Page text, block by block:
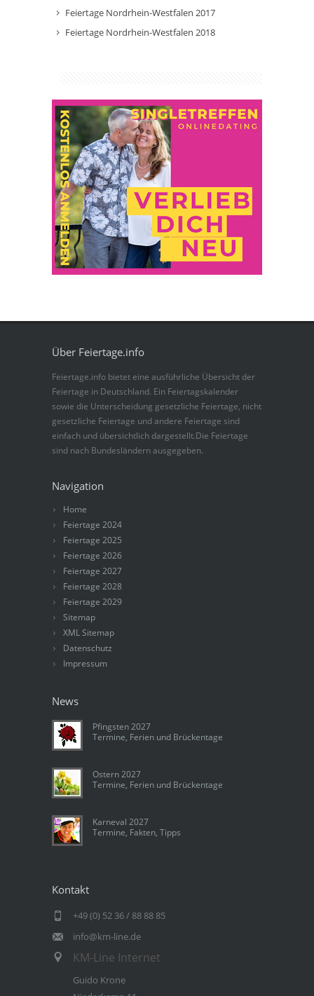
Feiertage Nordrhein-Westfalen 2017
Feiertage Nordrhein-Westfalen 2018
Über Feiertage.info
Feiertage.info bietet eine ausführliche Übersicht der
Feiertage in Deutschland. Ein Feiertagskalender
sowie die Unterscheidung gesetzliche Feiertage, nicht
gesetzliche Feiertage und andere Feiertage sind
einfach und übersichtlich dargestellt.Die Feiertage
sind nach Bundesländern ausgegeben.
Navigation
Home
Feiertage 2024
Feiertage 2025
Feiertage 2026
Feiertage 2027
Feiertage 2028
Feiertage 2029
Sitemap
XML Sitemap
Datenschutz
Impressum
News
Pfingsten 2027
Termine, Ferien und Brückentage
Ostern 2027
Termine, Ferien und Brückentage
Karneval 2027
Termine, Fakten, Tipps
Kontakt
+49 (0) 52 36 / 88 88 85
info@km-line.de
KM-Line Internet
Guido Krone